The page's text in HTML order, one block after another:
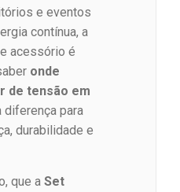
e eventos
contínua, a
acessório é
onde
de tensão em
diferença para
durabilidade e
que a Set